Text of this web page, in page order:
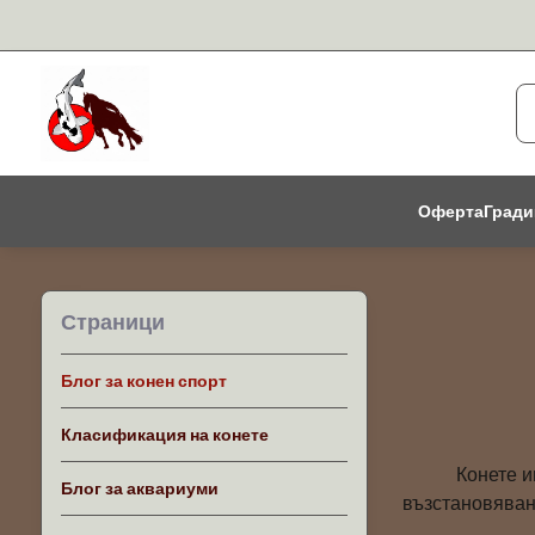
Оферта
Конете
Страници
Блог за конен спорт
Класификация на конете
Блог за аквариуми